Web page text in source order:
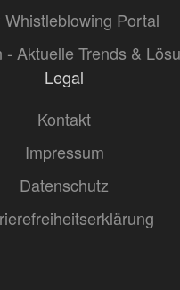
Whistleblowing Portal
- Aktuelle Trends &
Legal
Kontakt
Impressum
Datenschutz